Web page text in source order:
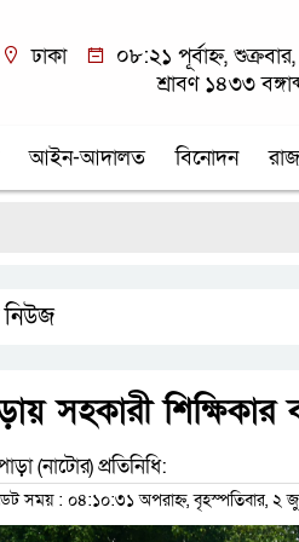
ঢাকা
০৮:২১ পূর্বাহ্ন,
শ্রাবণ ১৪৩৩
আইন-আদালত বিনোদন
সহকারী
(নাটোর) প্রতিনিধি:
সময় : ০৪:১০:৩১ অপরাহ্ন, বৃহস্পতিবার, ২